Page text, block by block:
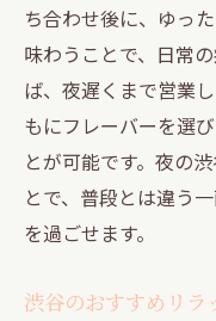
ち合わせ後に、ゆっ
味わうことで、日常
ば、夜遅くまで営業
もにフレーバーを選
とが可能です。夜の
とで、普段とは違う
を過ごせます。
渋谷のおすすめリラ